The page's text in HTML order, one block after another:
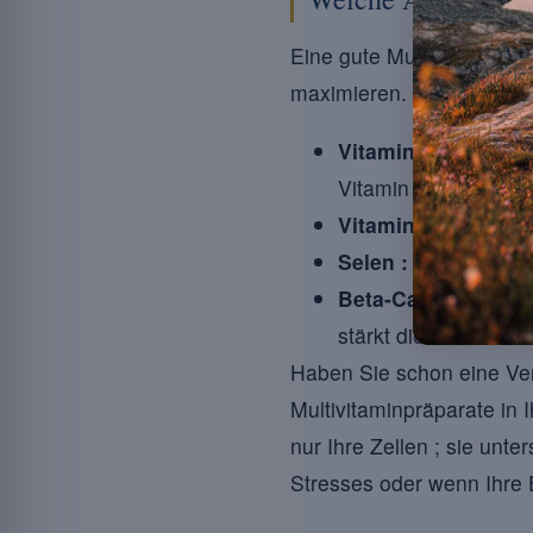
Eine gute Multivitamin
maximieren. Hier die
Vitamin C :bekannt
Vitamin E zu
Vitamin E :schützt
Selen : ein
Beta-Carotin :als
stärkt die
Haben Sie schon eine
Multivitaminpräparate in
nur Ihre Zellen ; sie
Stresses oder wenn Ihre